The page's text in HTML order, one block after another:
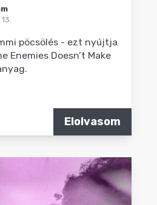
pöcsölés - ezt nyújtja
Enemies Doesn’t Make
Elolvasom